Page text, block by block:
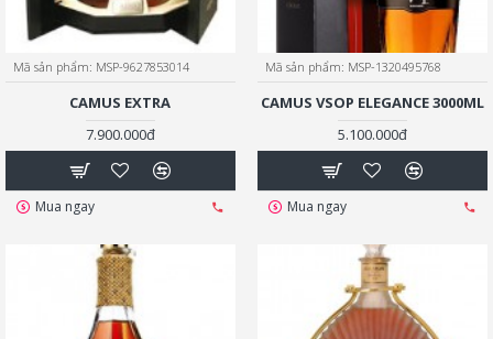
Mã sản phẩm: MSP-9627853014
CAMUS EXTRA
7.900.000đ
Mua ngay
Mã sản phẩm: MSP-1320495768
CAMUS VSOP ELEGANCE 3000ML
5.100.000đ
Mua ngay